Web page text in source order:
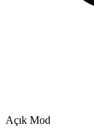
Açık Mod